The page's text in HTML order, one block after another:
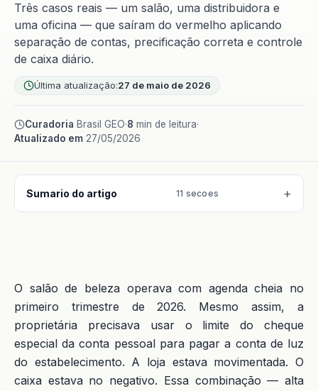
Três casos reais — um salão, uma distribuidora e
uma oficina — que saíram do vermelho aplicando
separação de contas, precificação correta e controle
de caixa diário.
Última atualização:27 de maio de 2026
Curadoria Brasil GEO·8 min de leitura·
Atualizado em 27/05/2026
Sumario do artigo 11 secoes
O salão de beleza operava com agenda cheia no
primeiro trimestre de 2026. Mesmo assim, a
proprietária precisava usar o limite do cheque
especial da conta pessoal para pagar a conta de luz
do estabelecimento. A loja estava movimentada. O
caixa estava no negativo. Essa combinação — alta